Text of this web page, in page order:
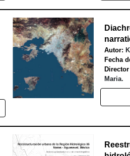
Autor:
Fecha
Maria.